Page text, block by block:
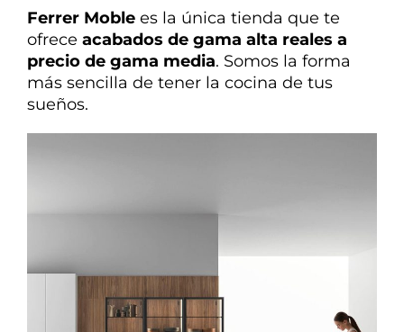
Ferrer Moble es la única tienda que te
ofrece acabados de gama alta reales a
precio de gama media. Somos la forma
más sencilla de tener la cocina de tus
sueños.